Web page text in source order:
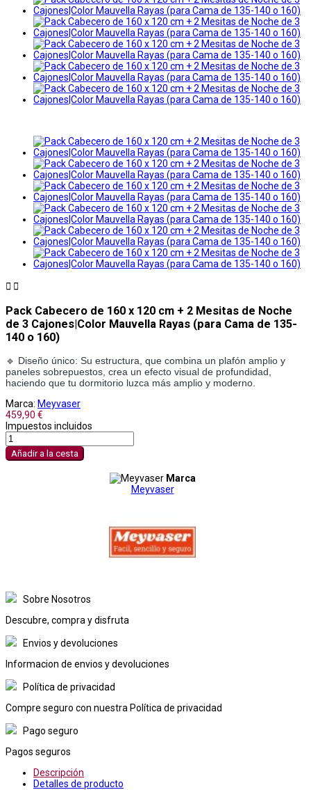
 
Pack Cabecero de 160 x 120 cm + 2 Mesitas de Noche
de 3 Cajones|Color Mauvella Rayas (para Cama de 135-
140 o 160)
🔹 Diseño único: Su estructura, que combina un plafón amplio y
paneles sobrepuestos, crea un efecto visual de profundidad,
haciendo que tu dormitorio luzca más amplio y moderno.
Marca: Meyvaser
459,90 €
Impuestos incluidos
Añadir a la cesta
Marca
Meyvaser
Sobre Nosotros
Descubre, compra y disfruta
Envios y devoluciones
Informacion de envios y devoluciones
Política de privacidad
Compre seguro con nuestra Política de privacidad
Pago seguro
Pagos seguros
Descripción
Detalles de producto